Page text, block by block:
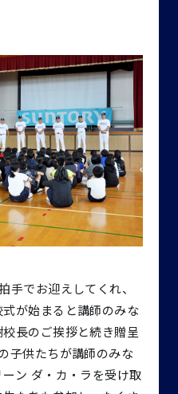
手でお迎えしてくれ、
が始まると講師のみな
⻑のご挨拶と続き贈呈
子供たちが講師のみな
ン ダ・カ・ラを受け取